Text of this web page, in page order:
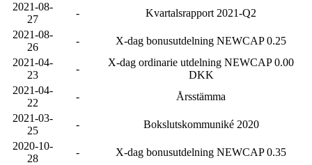
2021-08-
27
-
Kvartalsrapport 2021-Q2
2021-08-
26
-
X-dag bonusutdelning NEWCAP 0.25
2021-04-
23
-
X-dag ordinarie utdelning NEWCAP 0.00
DKK
2021-04-
22
-
Årsstämma
2021-03-
25
-
Bokslutskommuniké 2020
2020-10-
28
-
X-dag bonusutdelning NEWCAP 0.35